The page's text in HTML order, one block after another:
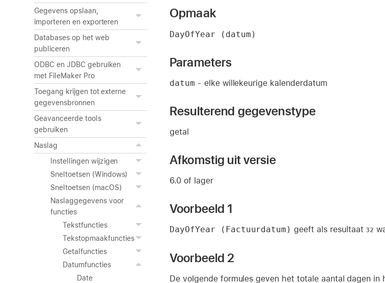
Gegevens opslaan,
importeren en exporteren
Databases op het web
publiceren
ODBC en JDBC gebruiken
met FileMaker Pro
Toegang krijgen tot externe
gegevensbronnen
Geavanceerde tools
gebruiken
Naslag
Instellingen wijzigen
Sneltoetsen (Windows)
Sneltoetsen (macOS)
Naslaggegevens voor
functies
Tekstfuncties
Tekstopmaakfuncties
Getalfuncties
Datumfuncties
Date
Opmaak
DayOfYear (datum)
Parameters
datum - elke willekeurige kalenderdatum
Resulterend gegevenstype
getal
Afkomstig uit versie
6.0 of lager
Voorbeeld 1
DayOfYear (Factuurdatum) geeft als resultaat32
Voorbeeld 2
De volgende formules geven het totale aantal dagen in